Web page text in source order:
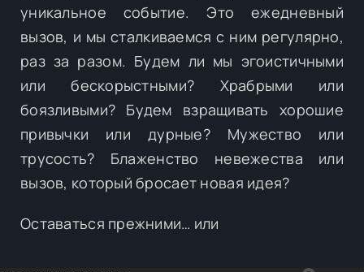
уникальное событие. Это ежедневный
вызов, и мы сталкиваемся с ним регулярно,
раз за разом. Будем ли мы эгоистичными
или бескорыстными? Храбрыми или
боязливыми? Будем взращивать хорошие
привычки или дурные? Мужество или
трусость? Блаженство невежества или
вызов, который бросает новая идея?
Оставаться прежними… или